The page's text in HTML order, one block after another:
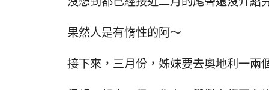
果然人是有惰性的阿～
接下來，三月份，姊妹要去奧地利一兩